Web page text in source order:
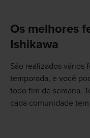
Os melhores
Ishikawa
São realizados vários
temporada, e você
todo fim de semana.
cada comunidade